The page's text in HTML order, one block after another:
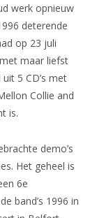
werk opnieuw
deterende
op 23 juli
maar liefst
5 CD’s met
Collie and
is.
demo’s
Het geheel is
6e
band’s 1996 in